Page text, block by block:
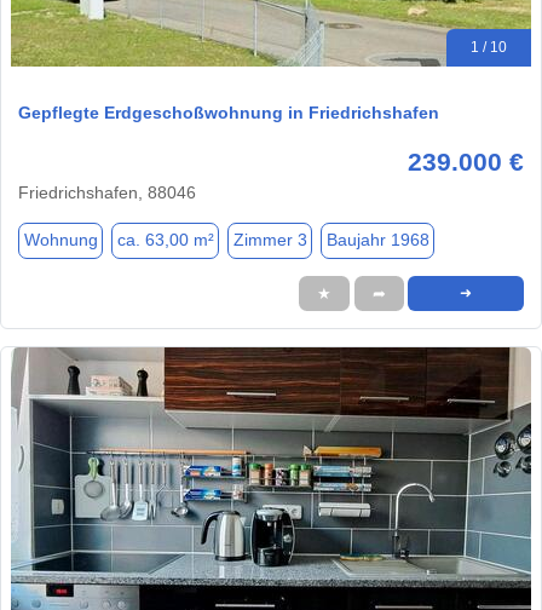
1 / 10
Gepflegte Erdgeschoßwohnung in Friedrichshafen
239.000 €
Friedrichshafen, 88046
Wohnung ca. 63,00 m² Zimmer 3 Baujahr 1968
★ ➦ ➜